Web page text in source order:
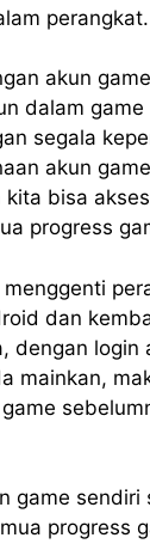
perangkat.
akun
dalam game
segala
akun
bisa
progress
dan
dengan login
mainkan,
game sendiri
progress